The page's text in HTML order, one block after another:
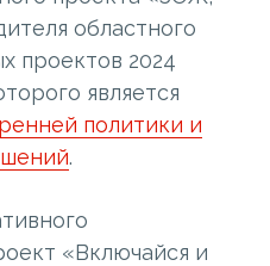
областного
проектов 2024
является
политики и
.
«Включайся и